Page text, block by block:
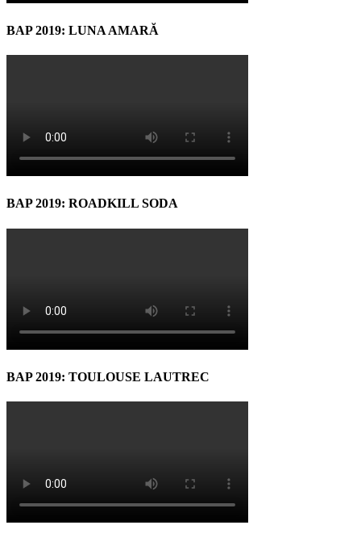
BAP 2019: LUNA AMARĂ
BAP 2019: ROADKILL SODA
BAP 2019: TOULOUSE LAUTREC